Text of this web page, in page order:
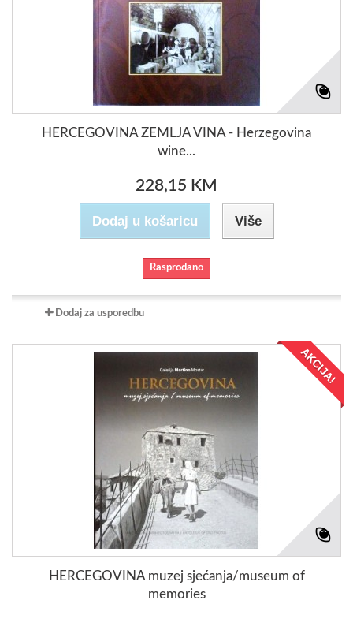
HERCEGOVINA ZEMLJA VINA - Herzegovina
wine...
228,15 KM
Dodaj u košaricu Više
Rasprodano
Dodaj za usporedbu
AKCIJA!
HERCEGOVINA muzej sjećanja/museum of
memories